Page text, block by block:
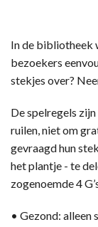
In de bibliotheek
bezoekers
stekjes over?
De spelregels
ruilen, niet om
gevraagd hun
het plantje - te
zogenoemde 4
• Gezond: alleen